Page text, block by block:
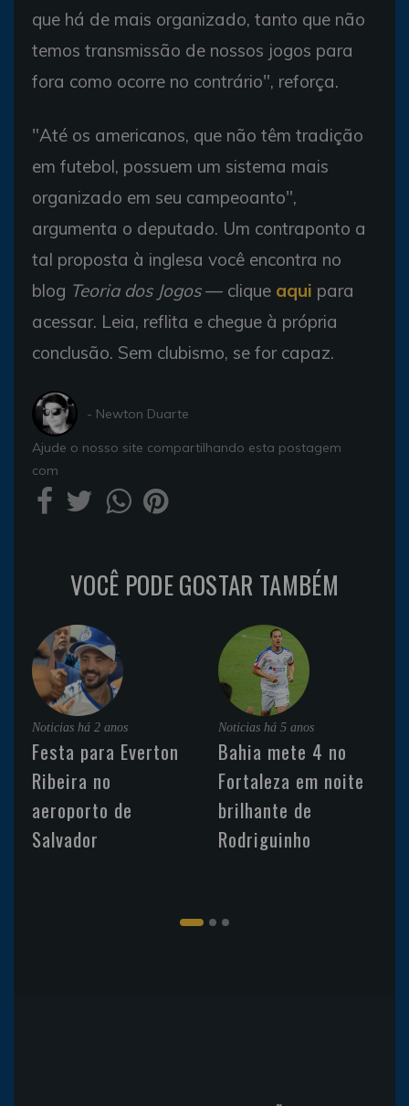
que há de mais organizado, tanto que não
temos transmissão de nossos jogos para
fora como ocorre no contrário", reforça.
"Até os americanos, que não têm tradição
em futebol, possuem um sistema mais
organizado em seu campeoanto",
argumenta o deputado. Um contraponto a
tal proposta à inglesa você encontra no
blog Teoria dos Jogos— clique aqui para
acessar. Leia, reflita e chegue à própria
conclusão. Sem clubismo, se for capaz.
- Newton Duarte
Ajude o nosso site compartilhando esta postagem
com
VOCÊ PODE GOSTAR TAMBÉM
Noticias há 2 anos
Festa para Everton
Ribeira no
aeroporto de
Salvador
Noticias há 5 anos
Bahia mete 4 no
Fortaleza em noite
brilhante de
Rodriguinho